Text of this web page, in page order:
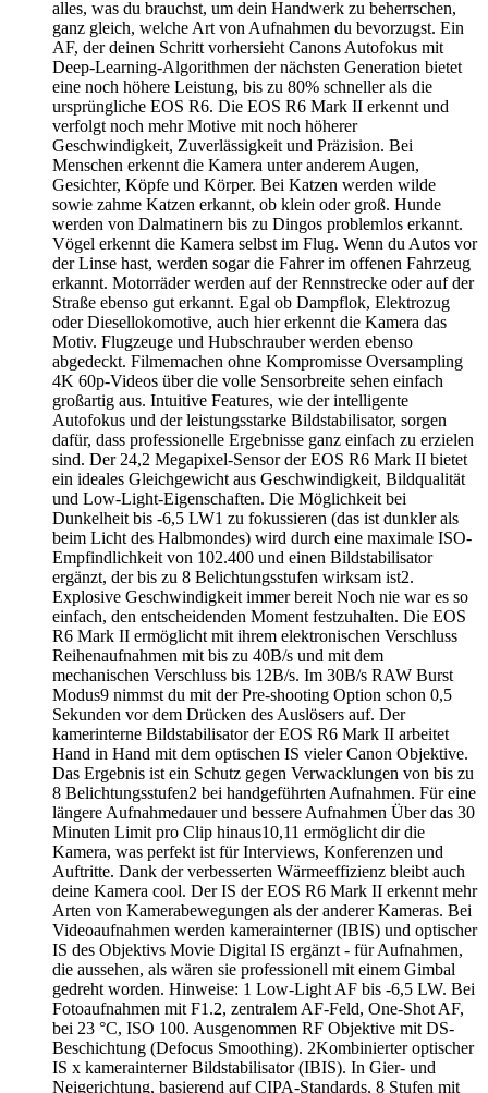
alles, was du brauchst, um dein Handwerk zu beherrschen,
ganz gleich, welche Art von Aufnahmen du bevorzugst. Ein
AF, der deinen Schritt vorhersieht Canons Autofokus mit
Deep-Learning-Algorithmen der nächsten Generation bietet
eine noch höhere Leistung, bis zu 80% schneller als die
ursprüngliche EOS R6. Die EOS R6 Mark II erkennt und
verfolgt noch mehr Motive mit noch höherer
Geschwindigkeit, Zuverlässigkeit und Präzision. Bei
Menschen erkennt die Kamera unter anderem Augen,
Gesichter, Köpfe und Körper. Bei Katzen werden wilde
sowie zahme Katzen erkannt, ob klein oder groß. Hunde
werden von Dalmatinern bis zu Dingos problemlos erkannt.
Vögel erkennt die Kamera selbst im Flug. Wenn du Autos vor
der Linse hast, werden sogar die Fahrer im offenen Fahrzeug
erkannt. Motorräder werden auf der Rennstrecke oder auf der
Straße ebenso gut erkannt. Egal ob Dampflok, Elektrozug
oder Diesellokomotive, auch hier erkennt die Kamera das
Motiv. Flugzeuge und Hubschrauber werden ebenso
abgedeckt. Filmemachen ohne Kompromisse Oversampling
4K 60p-Videos über die volle Sensorbreite sehen einfach
großartig aus. Intuitive Features, wie der intelligente
Autofokus und der leistungsstarke Bildstabilisator, sorgen
dafür, dass professionelle Ergebnisse ganz einfach zu erzielen
sind. Der 24,2 Megapixel-Sensor der EOS R6 Mark II bietet
ein ideales Gleichgewicht aus Geschwindigkeit, Bildqualität
und Low-Light-Eigenschaften. Die Möglichkeit bei
Dunkelheit bis -6,5 LW1 zu fokussieren (das ist dunkler als
beim Licht des Halbmondes) wird durch eine maximale ISO-
Empfindlichkeit von 102.400 und einen Bildstabilisator
ergänzt, der bis zu 8 Belichtungsstufen wirksam ist2.
Explosive Geschwindigkeit immer bereit Noch nie war es so
einfach, den entscheidenden Moment festzuhalten. Die EOS
R6 Mark II ermöglicht mit ihrem elektronischen Verschluss
Reihenaufnahmen mit bis zu 40B/s und mit dem
mechanischen Verschluss bis 12B/s. Im 30B/s RAW Burst
Modus9 nimmst du mit der Pre-shooting Option schon 0,5
Sekunden vor dem Drücken des Auslösers auf. Der
kamerinterne Bildstabilisator der EOS R6 Mark II arbeitet
Hand in Hand mit dem optischen IS vieler Canon Objektive.
Das Ergebnis ist ein Schutz gegen Verwacklungen von bis zu
8 Belichtungsstufen2 bei handgeführten Aufnahmen. Für eine
längere Aufnahmedauer und bessere Aufnahmen Über das 30
Minuten Limit pro Clip hinaus10,11 ermöglicht dir die
Kamera, was perfekt ist für Interviews, Konferenzen und
Auftritte. Dank der verbesserten Wärmeeffizienz bleibt auch
deine Kamera cool. Der IS der EOS R6 Mark II erkennt mehr
Arten von Kamerabewegungen als der anderer Kameras. Bei
Videoaufnahmen werden kamerainterner (IBIS) und optischer
IS des Objektivs Movie Digital IS ergänzt - für Aufnahmen,
die aussehen, als wären sie professionell mit einem Gimbal
gedreht worden. Hinweise: 1 Low-Light AF bis -6,5 LW. Bei
Fotoaufnahmen mit F1.2, zentralem AF-Feld, One-Shot AF,
bei 23 °C, ISO 100. Ausgenommen RF Objektive mit DS-
Beschichtung (Defocus Smoothing). 2Kombinierter optischer
IS x kamerainterner Bildstabilisator (IBIS). In Gier- und
Neigerichtung, basierend auf CIPA-Standards, 8 Stufen mit